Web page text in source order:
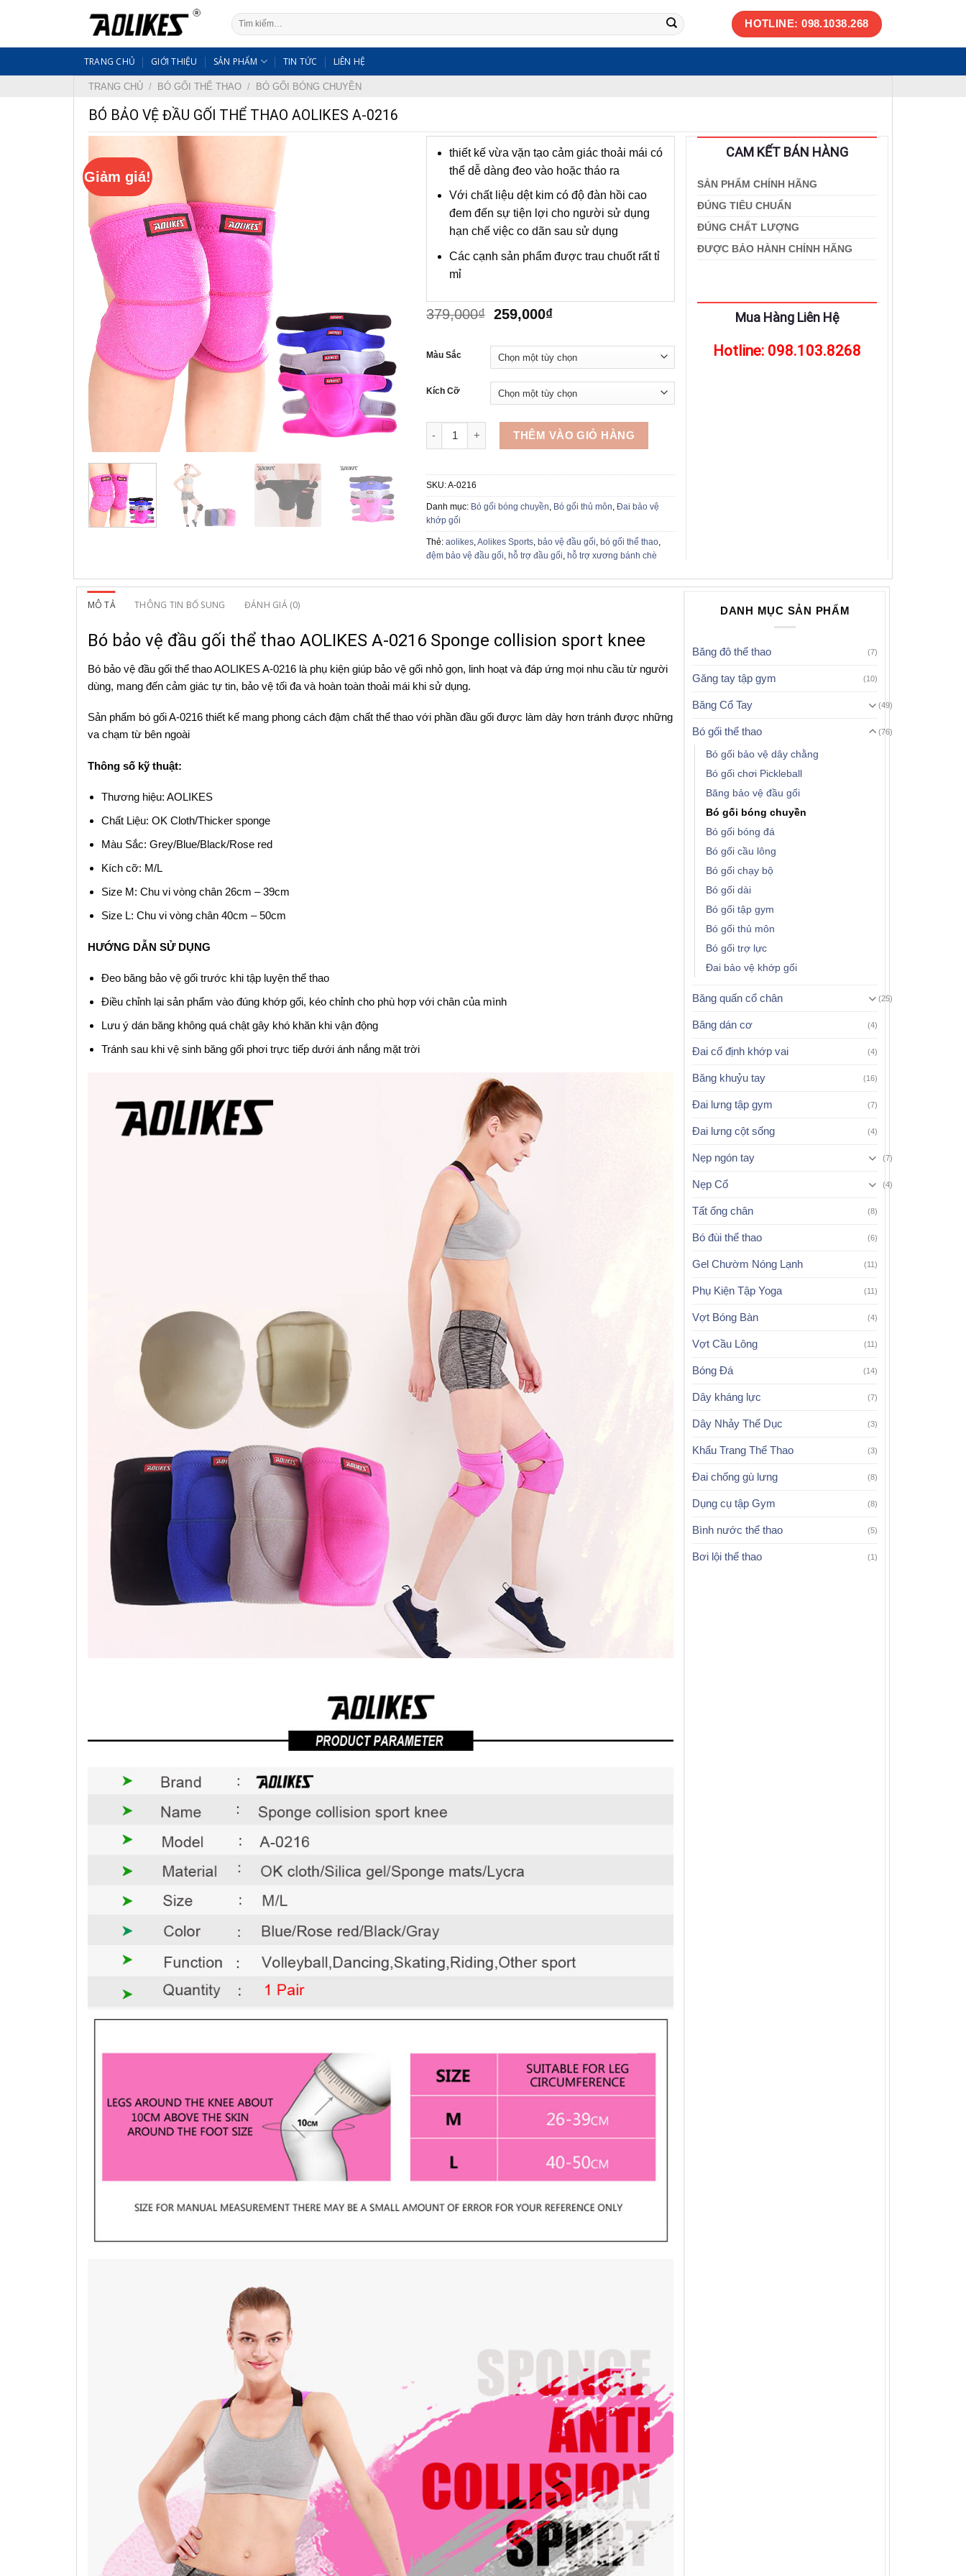
Tìm
kiếm:
HOTLINE: 098.1038.268
TRANG CHỦ GIỚI THIỆU SẢN PHẨM TIN TỨC LIÊN HỆ
TRANG CHỦ / BÓ GỐI THỂ THAO / BÓ GỐI BÓNG CHUYỀN
BÓ BẢO VỆ ĐẦU GỐI THỂ THAO AOLIKES A-0216
Giảm giá!
thiết kế vừa vặn tạo cảm giác thoải mái có
thể dễ dàng đeo vào hoặc tháo ra
Với chất liệu dệt kim có độ đàn hồi cao
đem đến sự tiện lợi cho người sử dụng
hạn chế việc co dãn sau sử dụng
Các cạnh sản phẩm được trau chuốt rất tỉ
mỉ
379,000₫ Giá
379,000₫.
259,000₫Giá
là:
259,000₫.
Màu Sắc
Kích Cỡ
Bó bảo vệ đầu gối thể thao AOLIKES A-0216 số lượng
THÊM VÀO GIỎ HÀNG
SKU:A-0216
Danh mục: Bó gối bóng chuyền Bó gối thủ môn Đai bảo vệ
khớp gối
Thẻ: aolikes Aolikes Sports bảo vệ đầu gối bó gối thể thao
đệm bảo vệ đầu gối hỗ trợ đầu gối hỗ trợ xương bánh chè
CAM KẾT BÁN HÀNG
SẢN PHẨM CHÍNH HÃNG
ĐÚNG TIÊU CHUẨN
ĐÚNG CHẤT LƯỢNG
ĐƯỢC BẢO HÀNH CHÍNH HÃNG
Mua Hàng Liên Hệ
Hotline: 098.103.8268
MÔ TẢ THÔNG TIN BỔ SUNG ĐÁNH GIÁ (0)
Bó bảo vệ đầu gối thể thao AOLIKES A-0216 Sponge collision sport knee
Bó bảo vệ đầu gối thể thao AOLIKES A-0216 là phụ kiện giúp bảo vệ gối nhỏ gọn, linh hoạt và đáp ứng mọi nhu cầu từ người
dùng, mang đến cảm giác tự tin, bảo vệ tối đa và hoàn toàn thoải mái khi sử dụng.
Sản phẩm bó gối A-0216 thiết kế mang phong cách đậm chất thể thao với phần đầu gối được làm dày hơn tránh được những
va chạm từ bên ngoài
Thông số kỹ thuật:
Thương hiệu: AOLIKES
Chất Liệu: OK Cloth/Thicker sponge
Màu Sắc: Grey/Blue/Black/Rose red
Kích cỡ: M/L
Size M: Chu vi vòng chân 26cm – 39cm
Size L: Chu vi vòng chân 40cm – 50cm
HƯỚNG DẪN SỬ DỤNG
Đeo băng bảo vệ gối trước khi tập luyện thể thao
Điều chỉnh lại sản phẩm vào đúng khớp gối, kéo chỉnh cho phù hợp với chân của mình
Lưu ý dán băng không quá chật gây khó khăn khi vận động
Tránh sau khi vệ sinh băng gối phơi trực tiếp dưới ánh nắng mặt trời
DANH MỤC SẢN PHẨM
Băng đô thể thao (7)
Găng tay tập gym (10)
Băng Cổ Tay (49)
Bó gối thể thao (76)
Bó gối bảo vệ dây chằng
Bó gối chơi Pickleball
Băng bảo vệ đầu gối
Bó gối bóng chuyền
Bó gối bóng đá
Bó gối cầu lông
Bó gối chạy bộ
Bó gối dài
Bó gối tập gym
Bó gối thủ môn
Bó gối trợ lực
Đai bảo vệ khớp gối
Băng quấn cổ chân (25)
Băng dán cơ (4)
Đai cố định khớp vai (4)
Băng khuỷu tay (16)
Đai lưng tập gym (7)
Đai lưng cột sống (4)
Nẹp ngón tay (7)
Nẹp Cổ (4)
Tất ống chân (8)
Bó đùi thể thao (6)
Gel Chườm Nóng Lạnh (11)
Phụ Kiện Tập Yoga (11)
Vợt Bóng Bàn (4)
Vợt Cầu Lông (11)
Bóng Đá (14)
Dây kháng lực (7)
Dây Nhảy Thể Dục (3)
Khẩu Trang Thể Thao (3)
Đai chống gù lưng (8)
Dụng cụ tập Gym (8)
Bình nước thể thao (5)
Bơi lội thể thao (1)